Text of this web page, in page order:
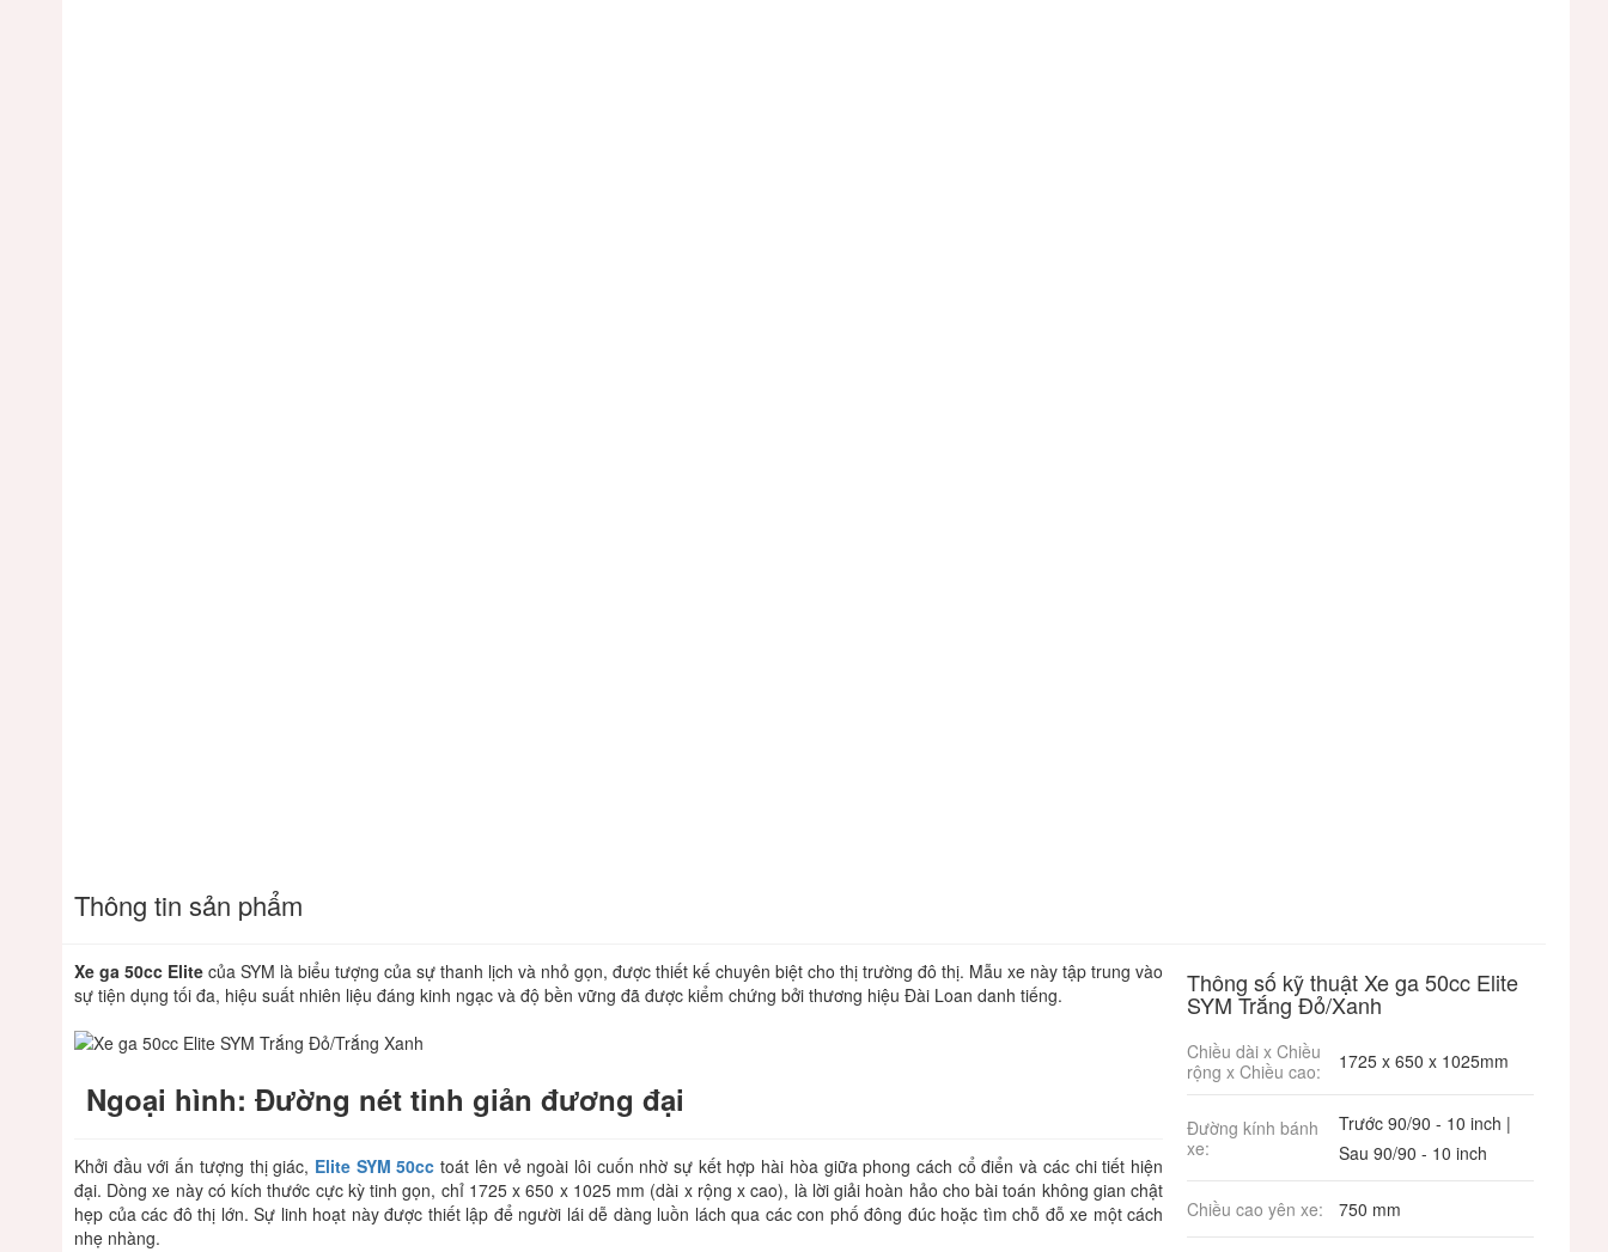
Thông tin sản phẩm
Xe ga 50cc Elite của SYM là biểu tượng của sự thanh lịch và nhỏ gọn, được thiết kế chuyên biệt cho thị trường đô thị. Mẫu xe này tập trung vào
sự tiện dụng tối đa, hiệu suất nhiên liệu đáng kinh ngạc và độ bền vững đã được kiểm chứng bởi thương hiệu Đài Loan danh tiếng.
Ngoại hình: Đường nét tinh giản đương đại
Khởi đầu với ấn tượng thị giác, Elite SYM 50cc toát lên vẻ ngoài lôi cuốn nhờ sự kết hợp hài hòa giữa phong cách cổ điển và các chi tiết hiện
đại. Dòng xe này có kích thước cực kỳ tinh gọn, chỉ 1725 x 650 x 1025 mm (dài x rộng x cao), là lời giải hoàn hảo cho bài toán không gian chật
hẹp của các đô thị lớn. Sự linh hoạt này được thiết lập để người lái dễ dàng luồn lách qua các con phố đông đúc hoặc tìm chỗ đỗ xe một cách
nhẹ nhàng.
Thông số kỹ thuật Xe ga 50cc Elite
SYM Trắng Đỏ/Xanh
Chiều dài x Chiều
rộng x Chiều cao:
1725 x 650 x 1025mm
Đường kính bánh
xe:
Trước 90/90 - 10 inch |
Sau 90/90 - 10 inch
Chiều cao yên xe: 750 mm